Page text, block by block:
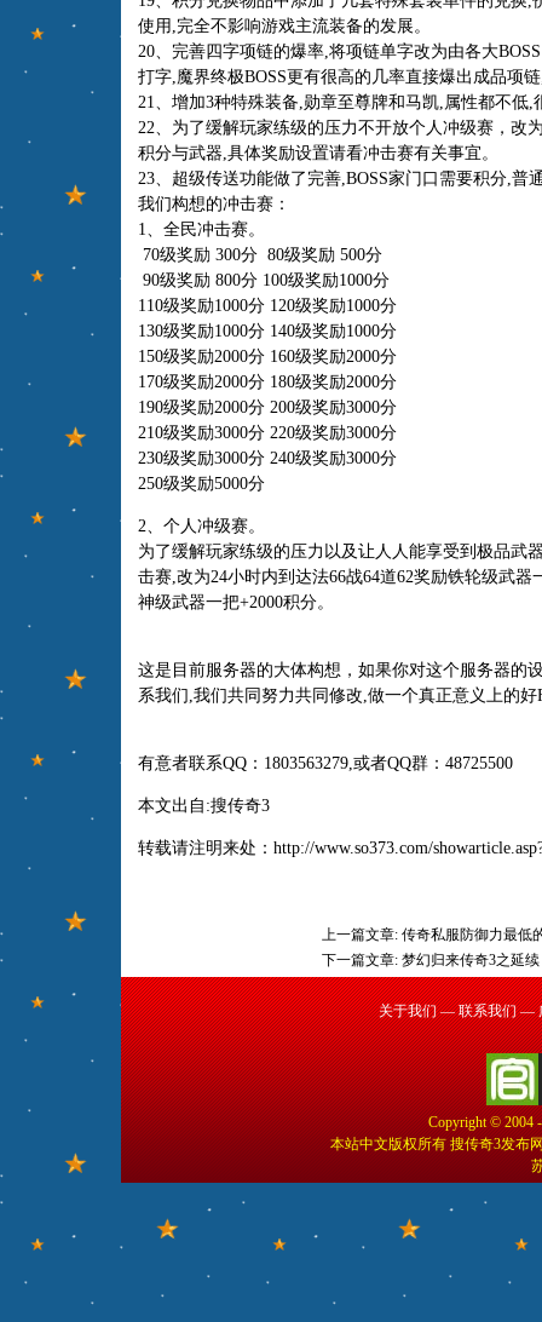
使用,完全不影响游戏主流装备的发展。
20、完善四字项链的爆率,将项链单字改为由各大
打字,魔界终极BOSS更有很高的几率直接爆出成品项
21、增加3种特殊装备,勋章至尊牌和马凯,属性都不低
22、为了缓解玩家练级的压力不开放个人冲级赛，改
积分与武器,具体奖励设置请看冲击赛有关事宜。
23、超级传送功能做了完善,BOSS家门口需要积分,普
我们构想的冲击赛：
1、全民冲击赛。
70级奖励 300分 80级奖励 500分
90级奖励 800分 100级奖励1000分
110级奖励1000分 120级奖励1000分
130级奖励1000分 140级奖励1000分
150级奖励2000分 160级奖励2000分
170级奖励2000分 180级奖励2000分
190级奖励2000分 200级奖励3000分
210级奖励3000分 220级奖励3000分
230级奖励3000分 240级奖励3000分
250级奖励5000分
2、个人冲级赛。
为了缓解玩家练级的压力以及让人人能享受到极品武
击赛,改为24小时内到达法66战64道62奖励铁轮级武器
神级武器一把+2000积分。
这是目前服务器的大体构想，如果你对这个服务器的
系我们,我们共同努力共同修改,做一个真正意义上的好
有意者联系QQ：1803563279,或者QQ群：48725500
本文出自:搜传奇3
转载请注明来处： http://www.so373.com/
上一篇文章: 传奇私服防御力最低
下一篇文章: 梦幻归来传奇3之延续
关于我们 — 联系我们 —
Copyright © 2004
本站中文版权所有 搜传奇3发布